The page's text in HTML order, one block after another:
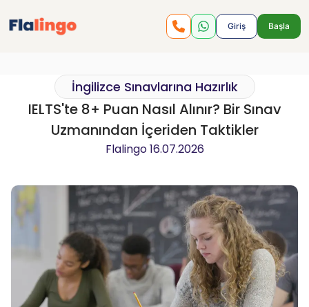
Giriş Başla
İngilizce Sınavlarına Hazırlık
IELTS'te 8+ Puan Nasıl Alınır? Bir Sınav
Uzmanından İçeriden Taktikler
Flalingo16.07.2026